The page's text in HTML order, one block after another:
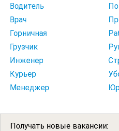
Водитель
Врач
Горничная
Грузчик
Инженер
Курьер
Менеджер
Получать новые вакансии: